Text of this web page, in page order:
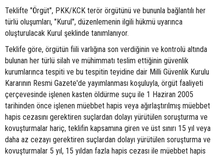
Teklifte "Örgüt", PKK/KCK terör örgütünü ve bununla bağlantılı her
türlü oluşumları, "Kurul", düzenlemenin ilgili hükmü uyarınca
oluşturulacak Kurul şeklinde tanımlanıyor.
Teklife göre, örgütün fiili varlığına son verdiğinin ve kontrolü altında
bulunan her türlü silah ve mühimmatı teslim ettiğinin güvenlik
kurumlarınca tespiti ve bu tespitin teyidine dair Milli Güvenlik Kurulu
Kararının Resmi Gazete'de yayımlanması koşuluyla, örgüt faaliyeti
çerçevesinde işlenen kasten öldürme suçu ile 1 Haziran 2005
tarihinden önce işlenen müebbet hapis veya ağırlaştırılmış müebbet
hapis cezasını gerektiren suçlardan dolayı yürütülen soruşturma ve
kovuşturmalar hariç, teklifin kapsamına giren ve üst sınırı 15 yıl veya
daha az cezayı gerektiren suçlardan dolayı yürütülen soruşturma ve
kovuşturmalar 5 yıl, 15 yıldan fazla hapis cezası ile müebbet hapis